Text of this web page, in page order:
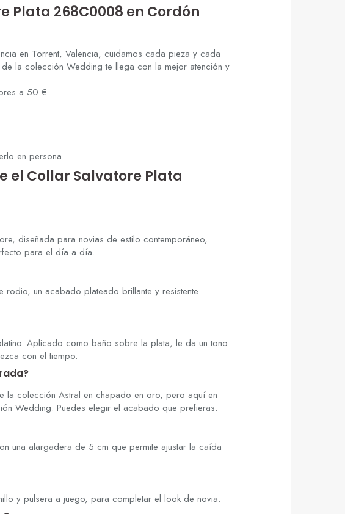
Plata 268C0008 en Cordón
en Torrent, Valencia, cuidamos cada pieza y cada
de la colección Wedding te llega con la mejor atención y
a 50 €
en persona
el Collar Salvatore Plata
diseñada para novias de estilo contemporáneo,
para el día a día.
un acabado plateado brillante y resistente
Aplicado como baño sobre la plata, le da un tono
con el tiempo.
la colección Astral en chapado en oro, pero aquí en
Wedding. Puedes elegir el acabado que prefieras.
una alargadera de 5 cm que permite ajustar la caída
y pulsera a juego, para completar el look de novia.